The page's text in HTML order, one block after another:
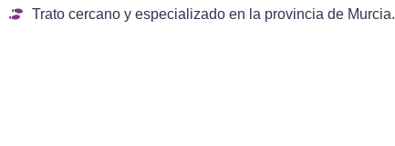
Trato cercano y especializado en la provincia de Murcia.